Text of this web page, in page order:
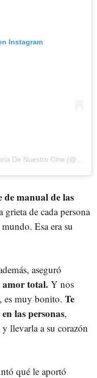
Instagram
de manual de las
grieta de cada persona
Esa era su
aseguró
amor total. Y nos
es muy bonito. Te
las personas,
llevarla a su corazón
qué le aportó